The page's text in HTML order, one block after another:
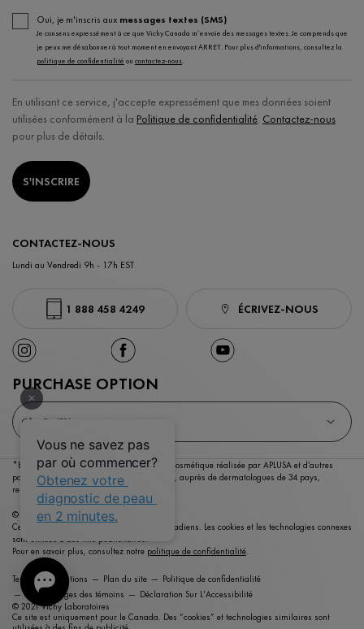
Oui, je m'inscris aux messages textes (SMS)
Je consens expressément à ce que Vichy Canada m’envoie des messages textes. Je comprends que
je peux me désabonner à tout moment en envoyant ARRET. Pour plus d'informations, consultez la
politique de confidentialité ou contactez-nous.
En utilisant ce service, j'accepte expressément que mes données soient
utilisées conformément à la Politique de confidentialité. Contactez-nous
pour plus de détails.
S'INSCRIRE
CONTACTEZ-NOUS
Lundi au Vendredi 9h - 17h EST
1 888 458 4249 ÉCRIVEZ-NOUS
PURCHASE OPTION
C$ - CA (FR)
*Enquête menée auprès du marché dermocosmétique réalisée par APLUSA et d’autres
partenaires entre janvier 2023 et mai 2023, auprès de dermatologues de 34 pays,
représentant plus de 80% du PIB mondial.
© Copyright 2026 Vichy Laboratoires
Ce site est destiné aux consommateurs canadiens. Les cookies et les technologies connexes
sont utilisés à des fins publicitaires.
Pour en savoir plus, consultez notre politique de confidentialité.
Termes et conditions Plan du site
Politique de confidentialité
Paramétrages des témoins
Déclaration Sur L'Accessibilité
© 2021 Vichy Laboratoires
Ce site est uniquement pour le Canada. Des “cookies” et technologies similaires sont